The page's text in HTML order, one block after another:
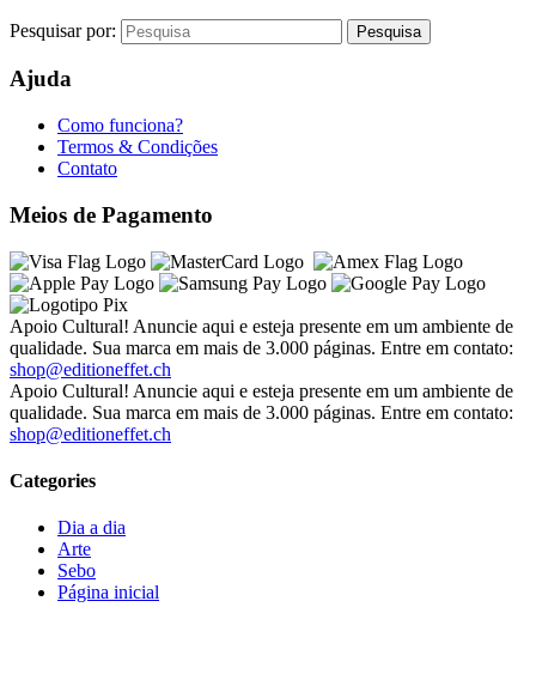
Pesquisar por:
Ajuda
Como funciona?
Termos & Condições
Contato
Meios de Pagamento
Apoio Cultural! Anuncie aqui e esteja presente em um ambiente de
qualidade. Sua marca em mais de 3.000 páginas. Entre em contato:
shop@editioneffet.ch
Apoio Cultural! Anuncie aqui e esteja presente em um ambiente de
qualidade. Sua marca em mais de 3.000 páginas. Entre em contato:
shop@editioneffet.ch
Categories
Dia a dia
Arte
Sebo
Página inicial